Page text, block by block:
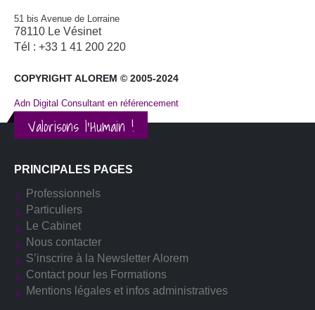
51 bis Avenue de Lorraine
78110 Le Vésinet
Tél : +33 1 41 200 220
COPYRIGHT ALOREM © 2005-2024
Adn Digital Consultant en référencement
Valorisons l'Humain !
PRINCIPALES PAGES
Professionnels
Particuliers
Le Cabinet
Nous contacter
S’inscrire à la Newsletter Alorem
Contact pour les Formations
Mentions légales et infos administratives